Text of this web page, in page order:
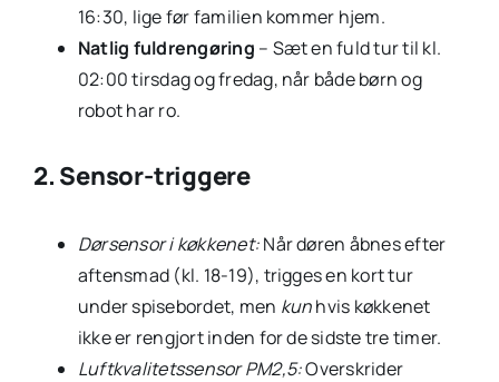
16:30, lige før familien kommer hjem.
Natlig fuldrengøring – Sæt en fuld tur til kl.
02:00 tirsdag og fredag, når både børn og
robot har ro.
2. Sensor-triggere
Dørsensor i køkkenet:Når døren åbnes efter
aftensmad (kl. 18-19), trigges en kort tur
under spisebordet, men kunhvis køkkenet
ikke er rengjort inden for de sidste tre timer.
Luftkvalitetssensor PM2,5:Overskrider